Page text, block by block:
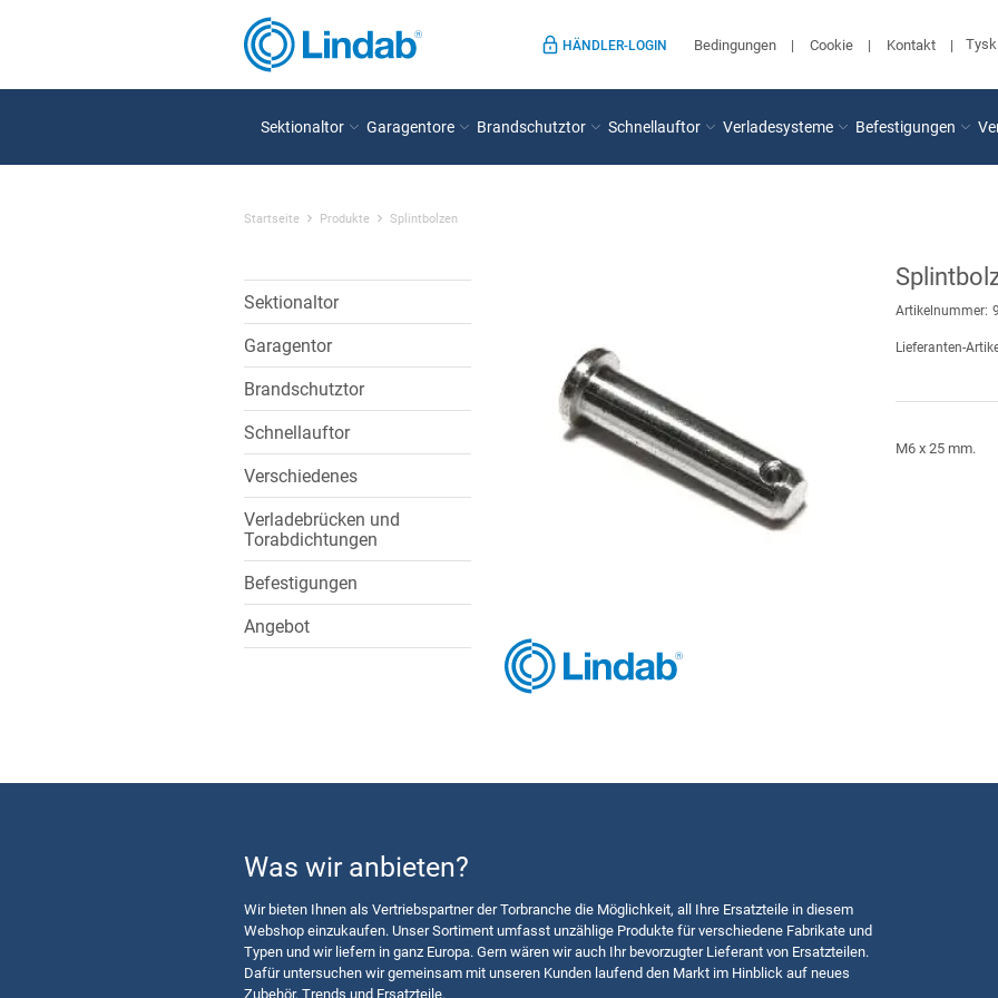
HÄNDLER-LOGIN Bedingungen Cookie Kontakt Tysk
Sektionaltor Garagentore Brandschutztor Schnellauftor Verladesysteme Befestigungen
Startseite Produkte Splintbolzen
Sektionaltor
Garagentor
Brandschutztor
Schnellauftor
Verschiedenes
Verladebrücken und
Torabdichtungen
Befestigungen
Angebot
Artikelnummer:
Lieferanten-
M6 x 25 mm.
Was wir anbieten?
Wir bieten Ihnen als Vertriebspartner der Torbranche die Möglichkeit, all Ihre Ersatzteile in diesem
Webshop einzukaufen. Unser Sortiment umfasst unzählige Produkte für verschiedene Fabrikate und
Typen und wir liefern in ganz Europa. Gern wären wir auch Ihr bevorzugter Lieferant von Ersatzteilen.
Dafür untersuchen wir gemeinsam mit unseren Kunden laufend den Markt im Hinblick auf neues
Zubehör, Trends und Ersatzteile.